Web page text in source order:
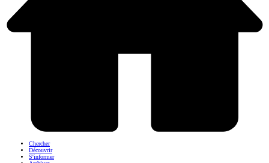
Chercher
Découvrir
S'informer